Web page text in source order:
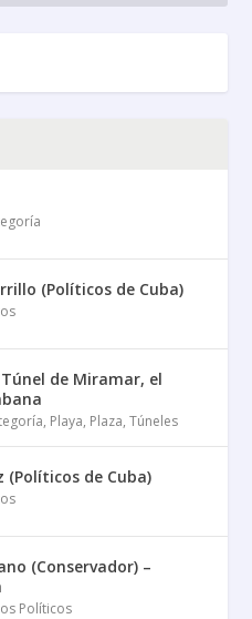
(Políticos de Cuba)
de Miramar, el
, Playa, Plaza,Túneles
(Políticos de Cuba)
(Conservador) –
Políticos